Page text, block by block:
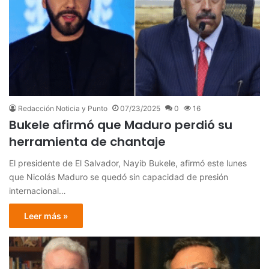
Redacción Noticia y Punto 07/23/2025 0 16
Bukele afirmó que Maduro perdió su
herramienta de chantaje
El presidente de El Salvador, Nayib Bukele, afirmó este lunes
que Nicolás Maduro se quedó sin capacidad de presión
internacional…
Leer más »